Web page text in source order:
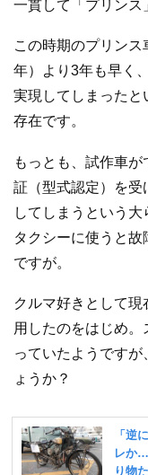
一貫して「プリンス
この時期のプリン
年）より3年も早く
実現してしまったと
存在です。
もっとも、試作車
証（型式認定）を受
してしまうという
タクシーに使うと故
ですが。
クルマ好きとして
用したのをはじめ。
っていたようです
ょうか？